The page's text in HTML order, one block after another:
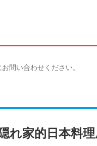
問い合わせください。
れ家的日本料